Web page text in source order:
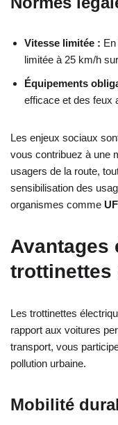
Vitesse limitée :
limitée à 25 km/h
Équipements
efficace et des feux
Les enjeux sociaux
vous contribuez à une
usagers de la route,
sensibilisation des
organismes comme
Avantages
trottinettes
Les trottinettes
rapport aux voitures
transport, vous
pollution urbaine.
Mobilité